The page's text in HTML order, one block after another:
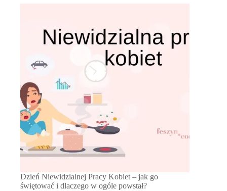
Dzień Niewidzialnej Pracy Kobiet – jak go
świętować i dlaczego w ogóle powstał?